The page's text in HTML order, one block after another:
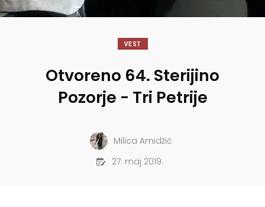
VEST
Otvoreno 64. Sterijino
Pozorje - Tri Petrije
Milica Amidžić
27. maj 2019.